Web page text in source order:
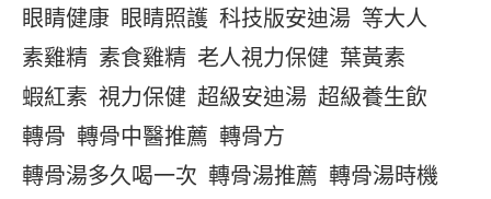
眼睛健康 眼睛照護 科技版安迪湯 等大人
素雞精 素食雞精 老人視力保健 葉黃素
蝦紅素 視力保健 超級安迪湯 超級養生飲
轉骨 轉骨中醫推薦 轉骨方
轉骨湯多久喝一次 轉骨湯推薦 轉骨湯時機